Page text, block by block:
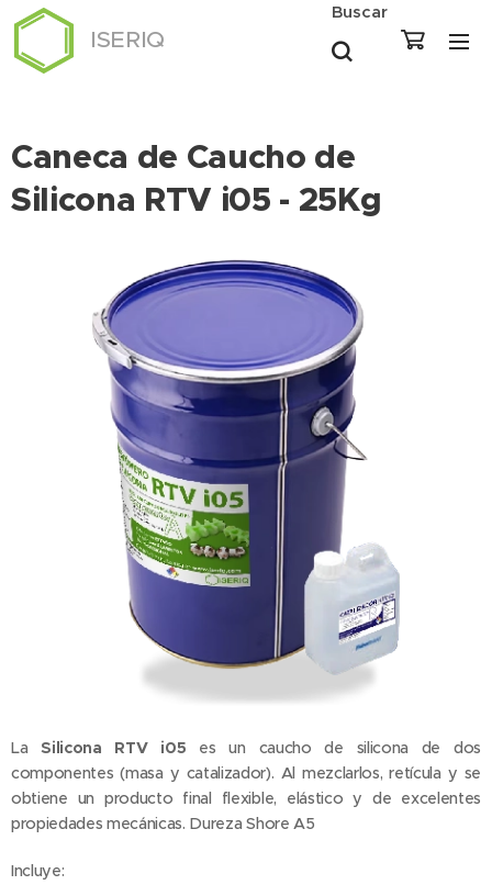
ISERIQ
Buscar
Caneca de Caucho de
Silicona RTV i05 - 25Kg
La Silicona RTV i05 es un caucho de silicona de dos
componentes (masa y catalizador). Al mezclarlos, retícula y se
obtiene un producto final flexible, elástico y de excelentes
propiedades mecánicas. Dureza Shore A5
Incluye: